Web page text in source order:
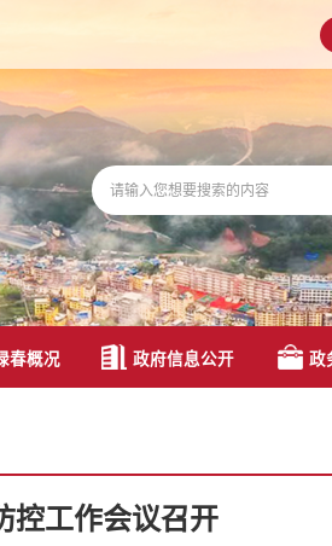
春概况 政府信息公开 政
控工作会议召开